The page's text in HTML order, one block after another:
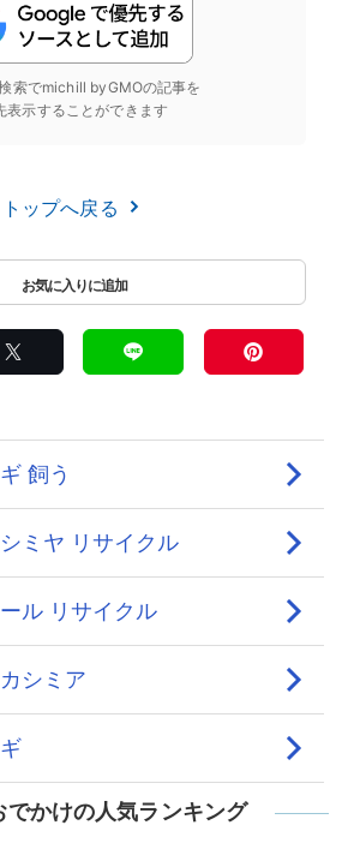
索でmichill byGMOの記事を
表示することができます
トップへ戻る
でかけの人気ランキング